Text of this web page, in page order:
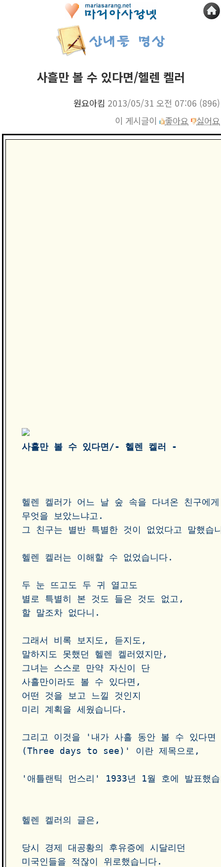
사흘만 볼 수 있다면/헬렌 켈러
원요아킴 2013/05/31 오전 07:06 (896)
이 게시글이
좋아요 싫어요
사흘만 볼 수 있다면/- 헬렌 켈러 -
헬렌 켈러가 어느 날 숲 속을 다녀온 친구에
무엇을 보았느냐고.
그 친구는 별반 특별한 것이 없었다고 말
헬렌 켈러는 이해할 수 없었습니다.
두 눈 뜨고도 두 귀 열고도
별로 특별히 본 것도 들은 것도 없고,
할 말조차 없다니.
그래서 비록 보지도, 듣지도,
말하지도 못했던 헬렌 켈러였지만,
그녀는 스스로 만약 자신이 단
사흘만이라도 볼 수 있다면,
어떤 것을 보고 느낄 것인지
미리 계획을 세웠습니다.
그리고 이것을 '내가 사흘 동안 볼 수 있다면
(Three days to see)' 이란 제목으로,
'애틀랜틱 먼스리' 1933년 1월 호에 발표했
헬렌 켈러의 글은,
당시 경제 대공황의 후유증에 시달리던
미국인들을 적잖이 위로했습니다.